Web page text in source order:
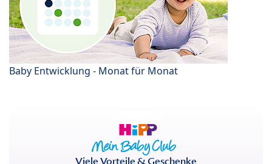
Baby Entwicklung - Monat für Monat
Viele Vorteile & Geschenke